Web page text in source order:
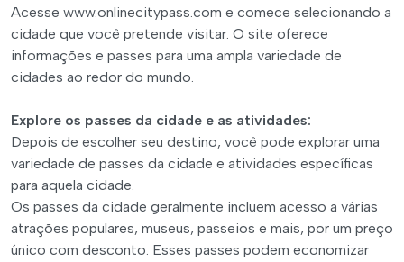
Acesse www.onlinecitypass.com e comece selecionando a
cidade que você pretende visitar. O site oferece
informações e passes para uma ampla variedade de
cidades ao redor do mundo.
Explore os passes da cidade e as atividades:
Depois de escolher seu destino, você pode explorar uma
variedade de passes da cidade e atividades específicas
para aquela cidade.
Os passes da cidade geralmente incluem acesso a várias
atrações populares, museus, passeios e mais, por um preço
único com desconto. Esses passes podem economizar